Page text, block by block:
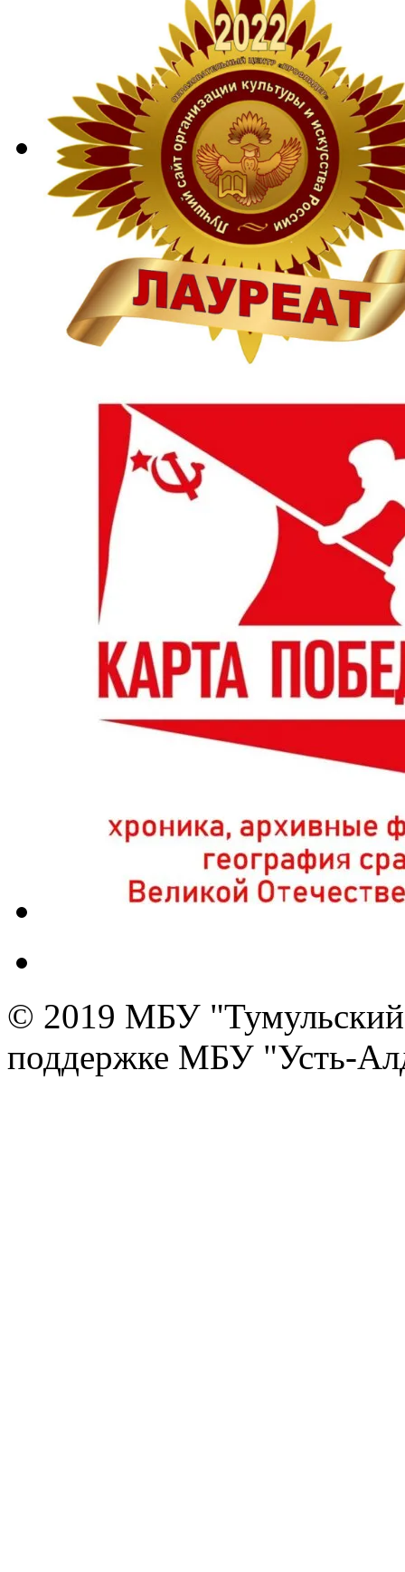
© 2019 МБУ "Тумульский
поддержке МБУ "Усть-